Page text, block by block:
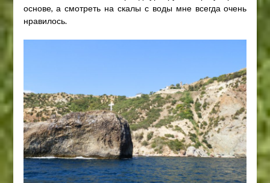
основе, а смотреть на скалы с воды мне всегда очень
нравилось.